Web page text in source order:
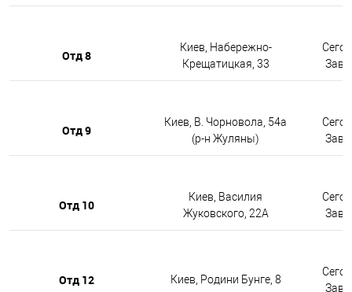
Отд 8
Киев, Набережно-
Крещатицкая, 33
Отд 9
Киев, В. Чорновола, 54а
(р-н Жуляны)
Отд 10
Киев, Василия
Жуковского, 22А
Отд 12 Киев, Родини Бунге, 8